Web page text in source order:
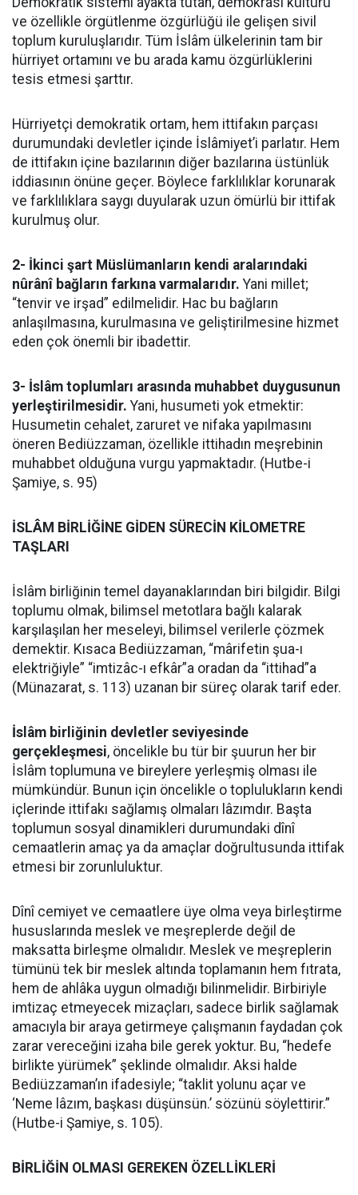
ve özellikle örgütlenme özgürlüğü ile gelişen sivil
toplum kuruluşlarıdır. Tüm İslâm ülkelerinin tam bir
hürriyet ortamını ve bu arada kamu özgürlüklerini
tesis etmesi şarttır.
Hürriyetçi demokratik ortam, hem ittifakın parçası
durumundaki devletler içinde İslâmiyet’i parlatır. Hem
de ittifakın içine bazılarının diğer bazılarına üstünlük
iddiasının önüne geçer. Böylece farklılıklar korunarak
ve farklılıklara saygı duyularak uzun ömürlü bir ittifak
kurulmuş olur.
2- İkinci şart Müslümanların kendi aralarındaki
nûrânî bağların farkına varmalarıdır. Yani millet;
“tenvir ve irşad” edilmelidir. Hac bu bağların
anlaşılmasına, kurulmasına ve geliştirilmesine hizmet
eden çok önemli bir ibadettir.
3- İslâm toplumları arasında muhabbet duygusunun
yerleştirilmesidir. Yani, husumeti yok etmektir:
Husumetin cehalet, zaruret ve nifaka yapılmasını
öneren Bediüzzaman, özellikle ittihadın meşrebinin
muhabbet olduğuna vurgu yapmaktadır. (Hutbe-i
Şamiye, s. 95)
İSLÂM BİRLİĞİNE GİDEN SÜRECİN KİLOMETRE
TAŞLARI
İslâm birliğinin temel dayanaklarından biri bilgidir. Bilgi
toplumu olmak, bilimsel metotlara bağlı kalarak
karşılaşılan her meseleyi, bilimsel verilerle çözmek
demektir. Kısaca Bediüzzaman, “mârifetin şua-ı
elektriğiyle” “imtizâc-ı efkâr”a oradan da “ittihad”a
(Münazarat, s. 113) uzanan bir süreç olarak tarif eder.
İslâm birliğinin devletler seviyesinde
gerçekleşmesi, öncelikle bu tür bir şuurun her bir
İslâm toplumuna ve bireylere yerleşmiş olması ile
mümkündür. Bunun için öncelikle o toplulukların kendi
içlerinde ittifakı sağlamış olmaları lâzımdır. Başta
toplumun sosyal dinamikleri durumundaki dînî
cemaatlerin amaç ya da amaçlar doğrultusunda ittifak
etmesi bir zorunluluktur.
Dînî cemiyet ve cemaatlere üye olma veya birleştirme
hususlarında meslek ve meşreplerde değil de
maksatta birleşme olmalıdır. Meslek ve meşreplerin
tümünü tek bir meslek altında toplamanın hem fıtrata,
hem de ahlâka uygun olmadığı bilinmelidir. Birbiriyle
imtizaç etmeyecek mizaçları, sadece birlik sağlamak
amacıyla bir araya getirmeye çalışmanın faydadan çok
zarar vereceğini izaha bile gerek yoktur. Bu, “hedefe
birlikte yürümek” şeklinde olmalıdır. Aksi halde
Bediüzzaman’ın ifadesiyle; “taklit yolunu açar ve
‘Neme lâzım, başkası düşünsün.’ sözünü söylettirir.”
(Hutbe-i Şamiye, s. 105).
BİRLİĞİN OLMASI GEREKEN ÖZELLİKLERİ